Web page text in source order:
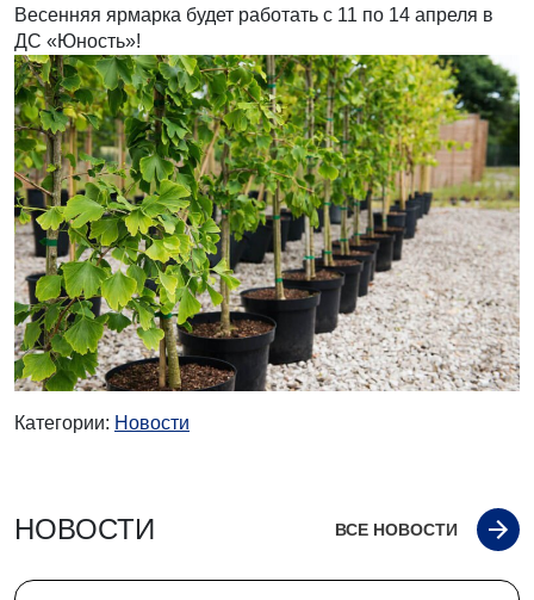
Весенняя ярмарка будет работать с 11 по 14 апреля в
ДС «Юность»!
Категории: Новости
НОВОСТИ ВСЕ НОВОСТИ